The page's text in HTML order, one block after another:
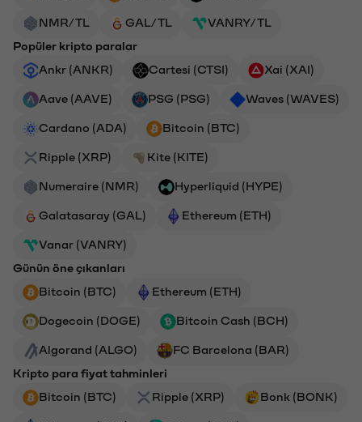
NMR/TL GAL/TL
VANRY/TL
Popüler kripto paralar
Ankr (ANKR)
Cartesi (CTSI) Xai (XAI)
Aave (AAVE) PSG (PSG) Waves (WAVES)
Cardano (ADA) Bitcoin (BTC)
Ripple (XRP) Kite (KITE)
Numeraire (NMR) Hyperliquid (HYPE)
Galatasaray (GAL) Ethereum (ETH)
Vanar (VANRY)
Günün öne çıkanları
Bitcoin (BTC)
Ethereum (ETH)
Dogecoin (DOGE) Bitcoin Cash (BCH)
Algorand (ALGO)
FC Barcelona (BAR)
Kripto para fiyat tahminleri
Bitcoin (BTC)
Ripple (XRP) Bonk (BONK)